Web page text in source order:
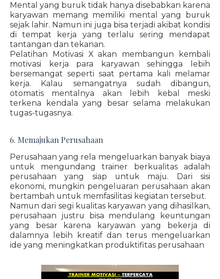
Mental yang buruk tidak hanya disebabkan karena
karyawan memang memiliki mental yang buruk
sejak lahir. Namun ini juga bisa terjadi akibat kondisi
di tempat kerja yang terlalu sering mendapat
tantangan dan tekanan.
Pelatihan Motivasi X akan membangun kembali
motivasi kerja para karyawan sehingga lebih
bersemangat seperti saat pertama kali melamar
kerja. Kalau semangatnya sudah dibangun,
otomatis mentalnya akan lebih kebal meski
terkena kendala yang besar selama melakukan
tugas-tugasnya.
6. Memajukan Perusahaan
Perusahaan yang rela mengeluarkan banyak biaya
untuk mengundang trainer berkualitas adalah
perusahaan yang siap untuk maju. Dari sisi
ekonomi, mungkin pengeluaran perusahaan akan
bertambah untuk memfasilitasi kegiatan tersebut.
Namun dari segi kualitas karyawan yang dihasilkan,
perusahaan justru bisa mendulang keuntungan
yang besar karena karyawan yang bekerja di
dalamnya lebih kreatif dan terus mengeluarkan
ide yang meningkatkan produktifitas perusahaan